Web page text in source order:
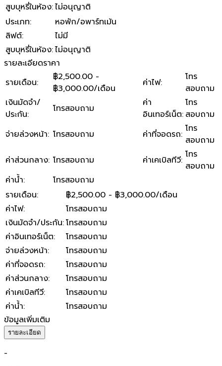
สูบบุหรี่ในห้อง:ไม่อนุญาติ
ประเภท:
หอพัก/อพาร์ทเม้น
ลิฟต์:
ไม่มี
สูบบุหรี่ในห้อง:ไม่อนุญาติ
รายละเอียดราคา
รายเดือน:
฿2,500.00 -
฿3,000.00/เดือน
ค่าไฟ:
โทร
สอบถาม
เงินมัดจำ/
ประกัน: โทรสอบถาม
ค่า
อินเทอร์เน็ต:
โทร
สอบถาม
จ่ายล่วงหน้า: โทรสอบถาม ค่าที่จอดรถ: โทร
สอบถาม
ค่าส่วนกลาง: โทรสอบถาม ค่าเคเบิลทีวี: โทร
สอบถาม
ค่าน้ำ:
โทรสอบถาม
รายเดือน:
฿2,500.00 - ฿3,000.00/เดือน
ค่าไฟ:
โทรสอบถาม
เงินมัดจำ/ประกัน:โทรสอบถาม
ค่าอินเทอร์เน็ต:
โทรสอบถาม
จ่ายล่วงหน้า:
โทรสอบถาม
ค่าที่จอดรถ:
โทรสอบถาม
ค่าส่วนกลาง:
โทรสอบถาม
ค่าเคเบิลทีวี:
โทรสอบถาม
ค่าน้ำ:
โทรสอบถาม
ข้อมูลเพิ่มเติม
รายละเอียด
-